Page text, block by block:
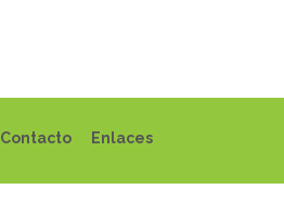
Contacto Enlaces